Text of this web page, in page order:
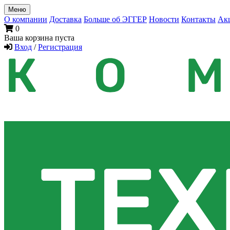
Меню
О компании Доставка Больше об ЭГГЕР Новости Контакты
0
Ваша корзина пуста
Вход / Регистрация